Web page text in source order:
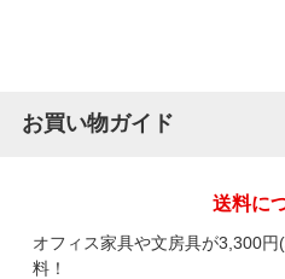
お買い物ガイド
送料に
オフィス家具や文房具が3,300
料！